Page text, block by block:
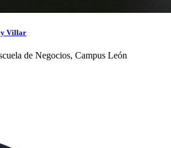
Villar
de Negocios, Campus León